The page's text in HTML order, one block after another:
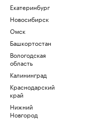
Екатеринбург
Новосибирск
Омск
Башкортостан
Вологодская
область
Калининград
Краснодарский
край
Нижний
Новгород